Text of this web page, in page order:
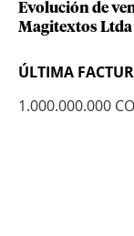
Evolución de
Magitextos Ltda
ÚLTIMA
1.000.000.000